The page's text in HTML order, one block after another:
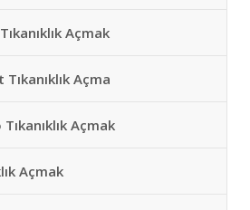
Açmak
Açma
Açmak
Açmak